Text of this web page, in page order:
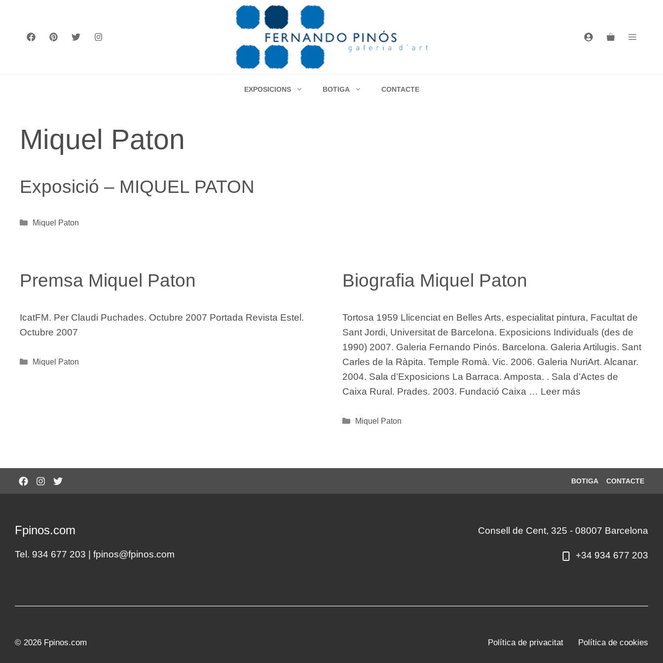
contingut
EXPOSICIONS BOTIGA CONTACTE
Miquel Paton
Exposició – MIQUEL PATON
Categories
Miquel Paton
Premsa Miquel Paton
IcatFM. Per Claudi Puchades. Octubre 2007 Portada Revista Estel.
Octubre 2007
Categories
Miquel Paton
Biografia Miquel Paton
Tortosa 1959 Llicenciat en Belles Arts, especialitat pintura, Facultat de
Sant Jordi, Universitat de Barcelona. Exposicions Individuals (des de
1990) 2007. Galeria Fernando Pinós. Barcelona. Galeria Artilugis. Sant
Carles de la Ràpita. Temple Romà. Vic. 2006. Galeria NuriArt. Alcanar.
2004. Sala d’Exposicions La Barraca. Amposta. . Sala d’Actes de
Caixa Rural. Prades. 2003. Fundació Caixa … Leer más
Categories
Miquel Paton
BOTIGA CONTACTE
Fpinos.com
Tel. 934 677 203 | fpinos@fpinos.com
Consell de Cent, 325 - 08007 Barcelona
+34 934 677 203
© 2026 Fpinos.com Política de privacitat Política de cookies